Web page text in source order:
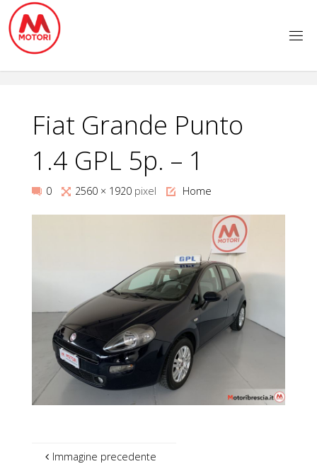
Salta
contenuto
Fiat Grande Punto
1.4 GPL 5p. – 1
0
Tutta2560 × 1920 pixel Home
Immagine precedente